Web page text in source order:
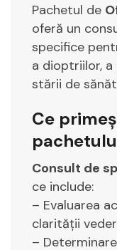
Pachetul de
oferă un
specifice
a dioptriilor,
stării de
Ce
Consult de
ce include:
– Evaluarea
clarității
–